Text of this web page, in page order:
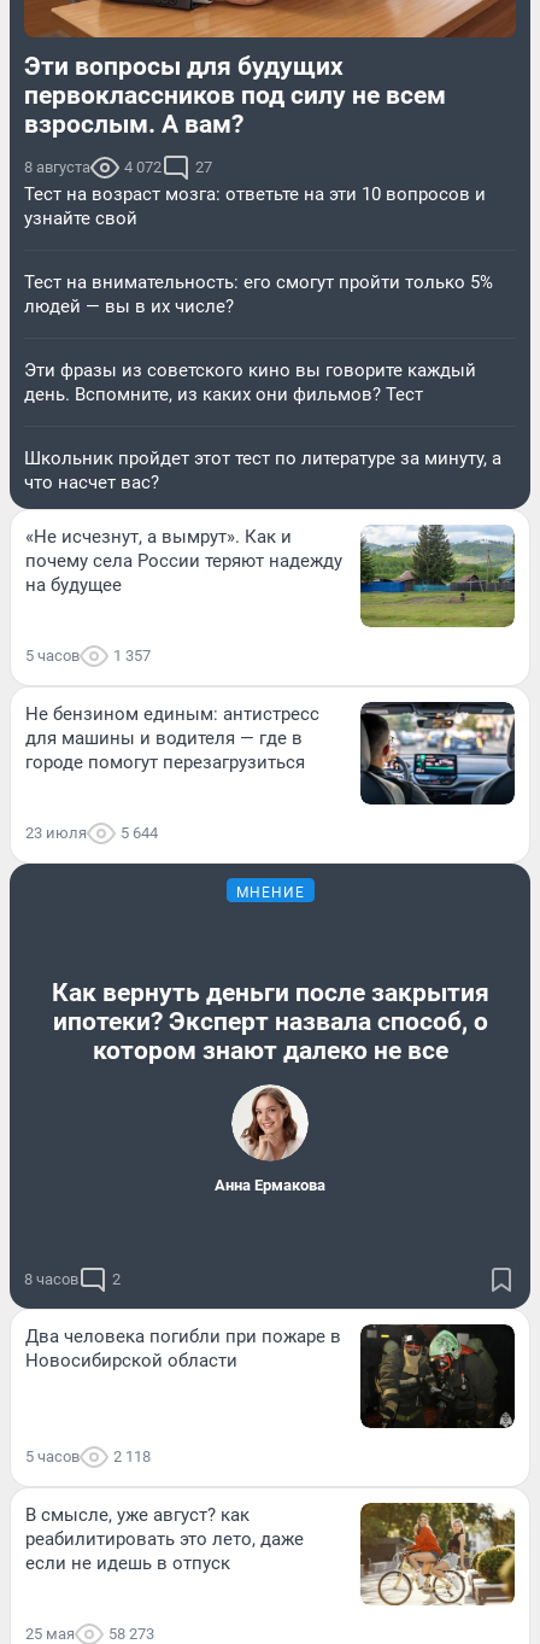
Эти вопросы для будущих
первоклассников под силу не всем
взрослым. А вам?
8 августа 4 072 27
Тест на возраст мозга: ответьте на эти 10 вопросов и
узнайте свой
Тест на внимательность: его смогут пройти только 5%
людей — вы в их числе?
Эти фразы из советского кино вы говорите каждый
день. Вспомните, из каких они фильмов? Тест
Школьник пройдет этот тест по литературе за минуту, а
что насчет вас?
«Не исчезнут, а вымрут». Как и
почему села России теряют надежду
на будущее
5 часов 1 357
Не бензином единым: антистресс
для машины и водителя — где в
городе помогут перезагрузиться
23 июля 5 644
МНЕНИЕ
Как вернуть деньги после закрытия
ипотеки? Эксперт назвала способ, о
котором знают далеко не все
Анна Ермакова
8 часов 2
Два человека погибли при пожаре в
Новосибирской области
5 часов 2 118
В смысле, уже август? как
реабилитировать это лето, даже
если не идешь в отпуск
25 мая 58 273